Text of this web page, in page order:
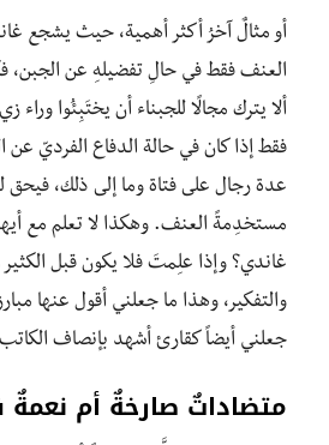
أو مثالٌ آخرُ أكثر أهمية، حيث يشجع
العنف فقط في حالِ تفضيلهِ عن
ألا يترك مجالًا للجبناء أن يختَبِئُوا وراء
فقط إذا كان في حالة الدفاع الفرديّ
عدة رجال على فتاة وما إلى ذلك، فيحق
مستخدِمةً العنف. وهكذا لا تعلم مع
غاندي؟ وإذا علِمتَ فلا يكون قبل
والتفكير، وهذا ما جعلني أقول عنها
جعلني أيضاً كقارئ أشهد بإنصاف
متضاداتٌ صارخةٌ أم